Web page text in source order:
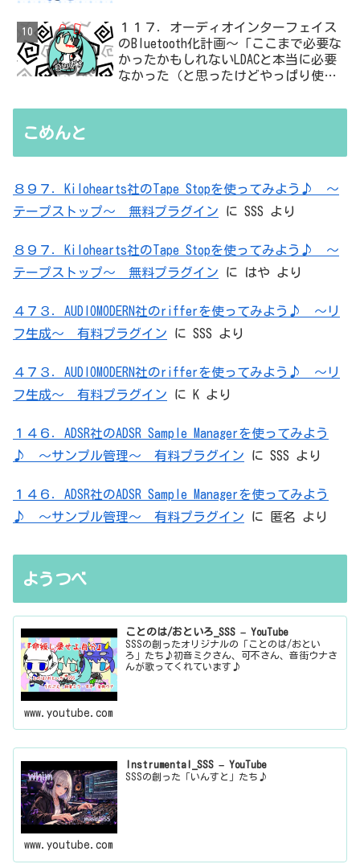
１１７．オーディオインターフェイス
のBluetooth化計画～「ここまで必要な
かったかもしれないLDACと本当に必要
なかった（と思ったけどやっぱり使っ
無駄を重ねた結論はシンプルだった
こめんと
８９７．Kilohearts社のTape Stopを使ってみよう♪ ～
テープストップ～ 無料プラグイン に SSS より
８９７．Kilohearts社のTape Stopを使ってみよう♪ ～
テープストップ～ 無料プラグイン に はや より
４７３．AUDIOMODERN社のrifferを使ってみよう♪ ～リ
フ生成～ 有料プラグイン に SSS より
４７３．AUDIOMODERN社のrifferを使ってみよう♪ ～リ
フ生成～ 有料プラグイン に K より
１４６．ADSR社のADSR Sample Managerを使ってみよう
♪ ～サンプル管理～ 有料プラグイン に SSS より
１４６．ADSR社のADSR Sample Managerを使ってみよう
♪ ～サンプル管理～ 有料プラグイン に 匿名 より
ようつべ
ことのは/おといろ_SSS – YouTube
SSSの創ったオリジナルの「ことのは/おとい
ろ」たち♪初音ミクさん、可不さん、音街ウナさ
んが歌ってくれています♪
www.youtube.com
Instrumental_SSS – YouTube
SSSの創った「いんすと」たち♪
www.youtube.com